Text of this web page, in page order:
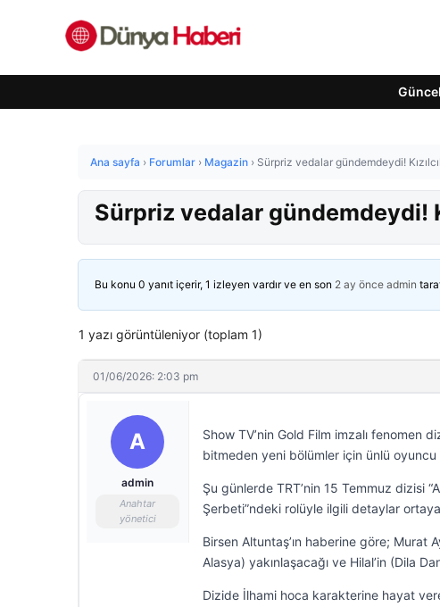
Ana sayfa › Forumlar › Magazin › Sürpriz vedalar gündemdeydi!
Sürpriz vedalar gündemdeydi!
Bu konu 0 yanıt içerir, 1 izleyen vardır ve en son 2 ay önce admin
1 yazı görüntüleniyor (toplam 1)
01/06/2026: 2:03 pm
A
admin
Anahtar
yönetici
Show TV’nin Gold Film imzalı fenomen
bitmeden yeni bölümler için ünlü oyuncu
Şu günlerde TRT’nin 15 Temmuz dizisi
Şerbeti”ndeki rolüyle ilgili detaylar
Birsen Altuntaş’ın haberine göre; Murat
Alasya) yakınlaşacağı ve Hilal’in (Dila
Dizide İlhami hoca karakterine hayat